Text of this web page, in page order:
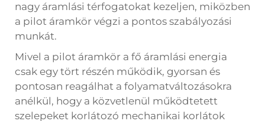
nagy áramlási térfogatokat kezeljen, miközben
a pilot áramkör végzi a pontos szabályozási
munkát.
Mivel a pilot áramkör a fő áramlási energia
csak egy tört részén működik, gyorsan és
pontosan reagálhat a folyamatváltozásokra
anélkül, hogy a közvetlenül működtetett
szelepeket korlátozó mechanikai korlátok